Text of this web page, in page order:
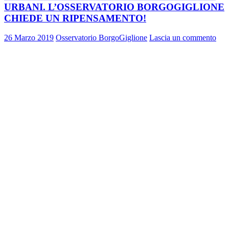
URBANI. L’OSSERVATORIO BORGOGIGLIONE
CHIEDE UN RIPENSAMENTO!
26 Marzo 2019 Osservatorio BorgoGiglione Lascia un commento